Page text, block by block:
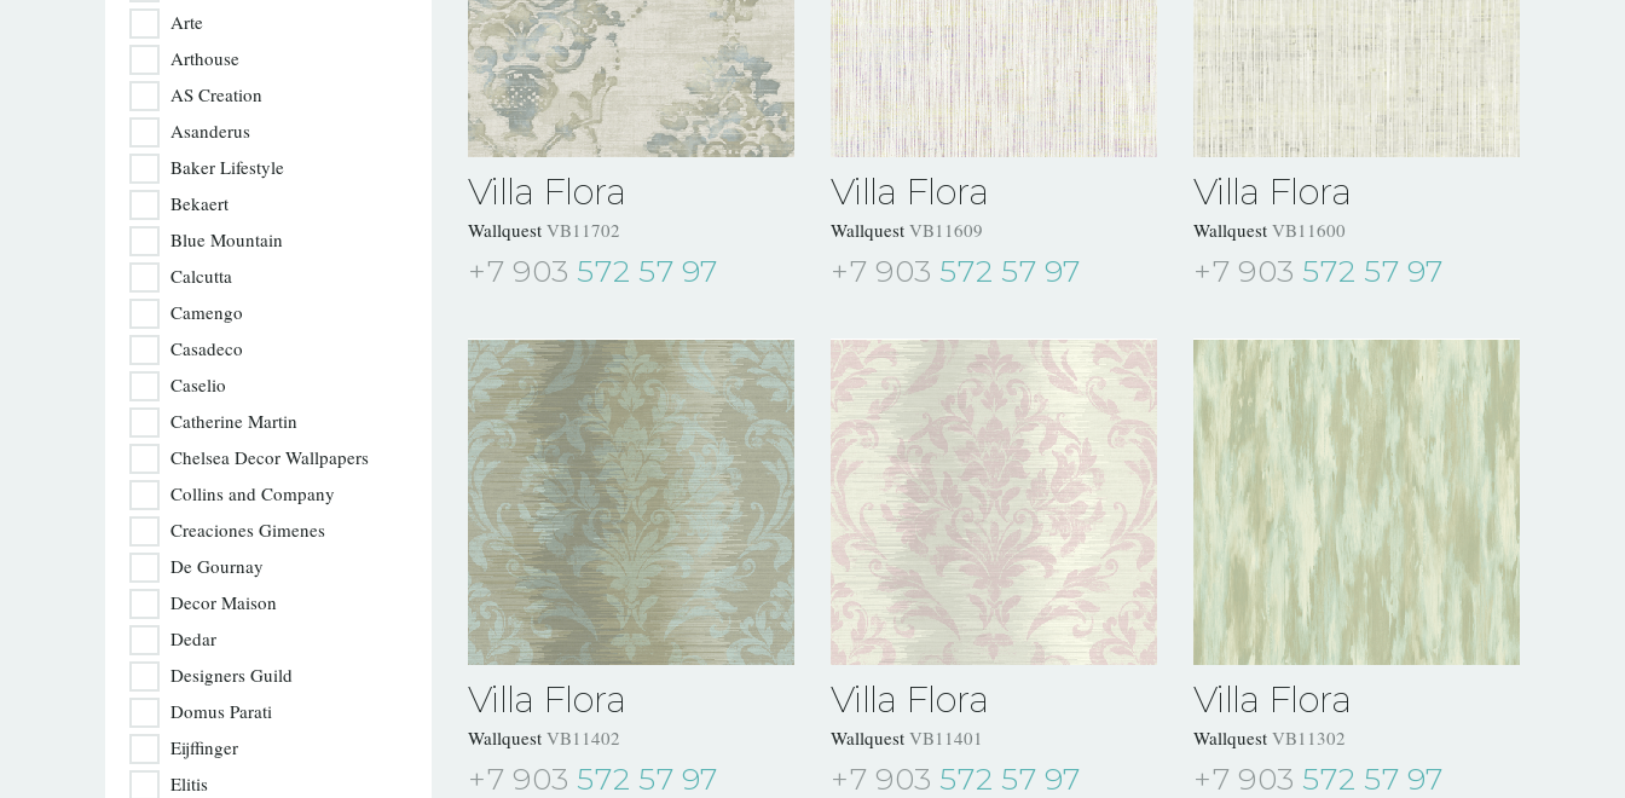
Arte
Arthouse
AS Creation
Asanderus
Baker Lifestyle
Bekaert
Blue Mountain
Calcutta
Camengo
Casadeco
Caselio
Catherine Martin
Chelsea Decor Wallpapers
Collins and Company
Creaciones Gimenes
De Gournay
Decor Maison
Dedar
Designers Guild
Domus Parati
Eijffinger
Elitis
Villa Flora
Wallquest VB11702
+7 903 572 57 97
Villa Flora
Wallquest VB11609
+7 903 572 57 97
Villa Flora
Wallquest VB11600
+7 903 572 57 97
Villa Flora
Wallquest VB11402
+7 903 572 57 97
Villa Flora
Wallquest VB11401
+7 903 572 57 97
Villa Flora
Wallquest VB11302
+7 903 572 57 97